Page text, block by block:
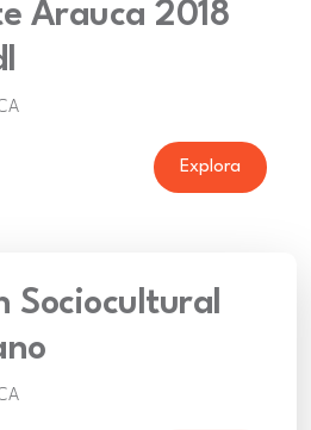
Arauca 2018
Explora
Sociocultural